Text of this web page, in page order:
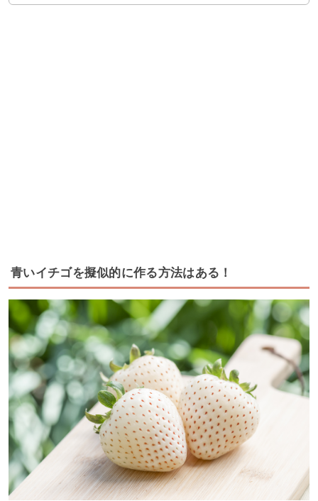
青いイチゴを擬似的に作る方法はある！